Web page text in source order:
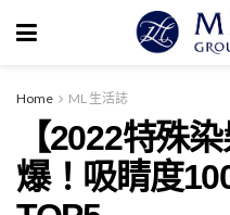
Home ML 生活誌
【2022特殊
爆！吸睛度